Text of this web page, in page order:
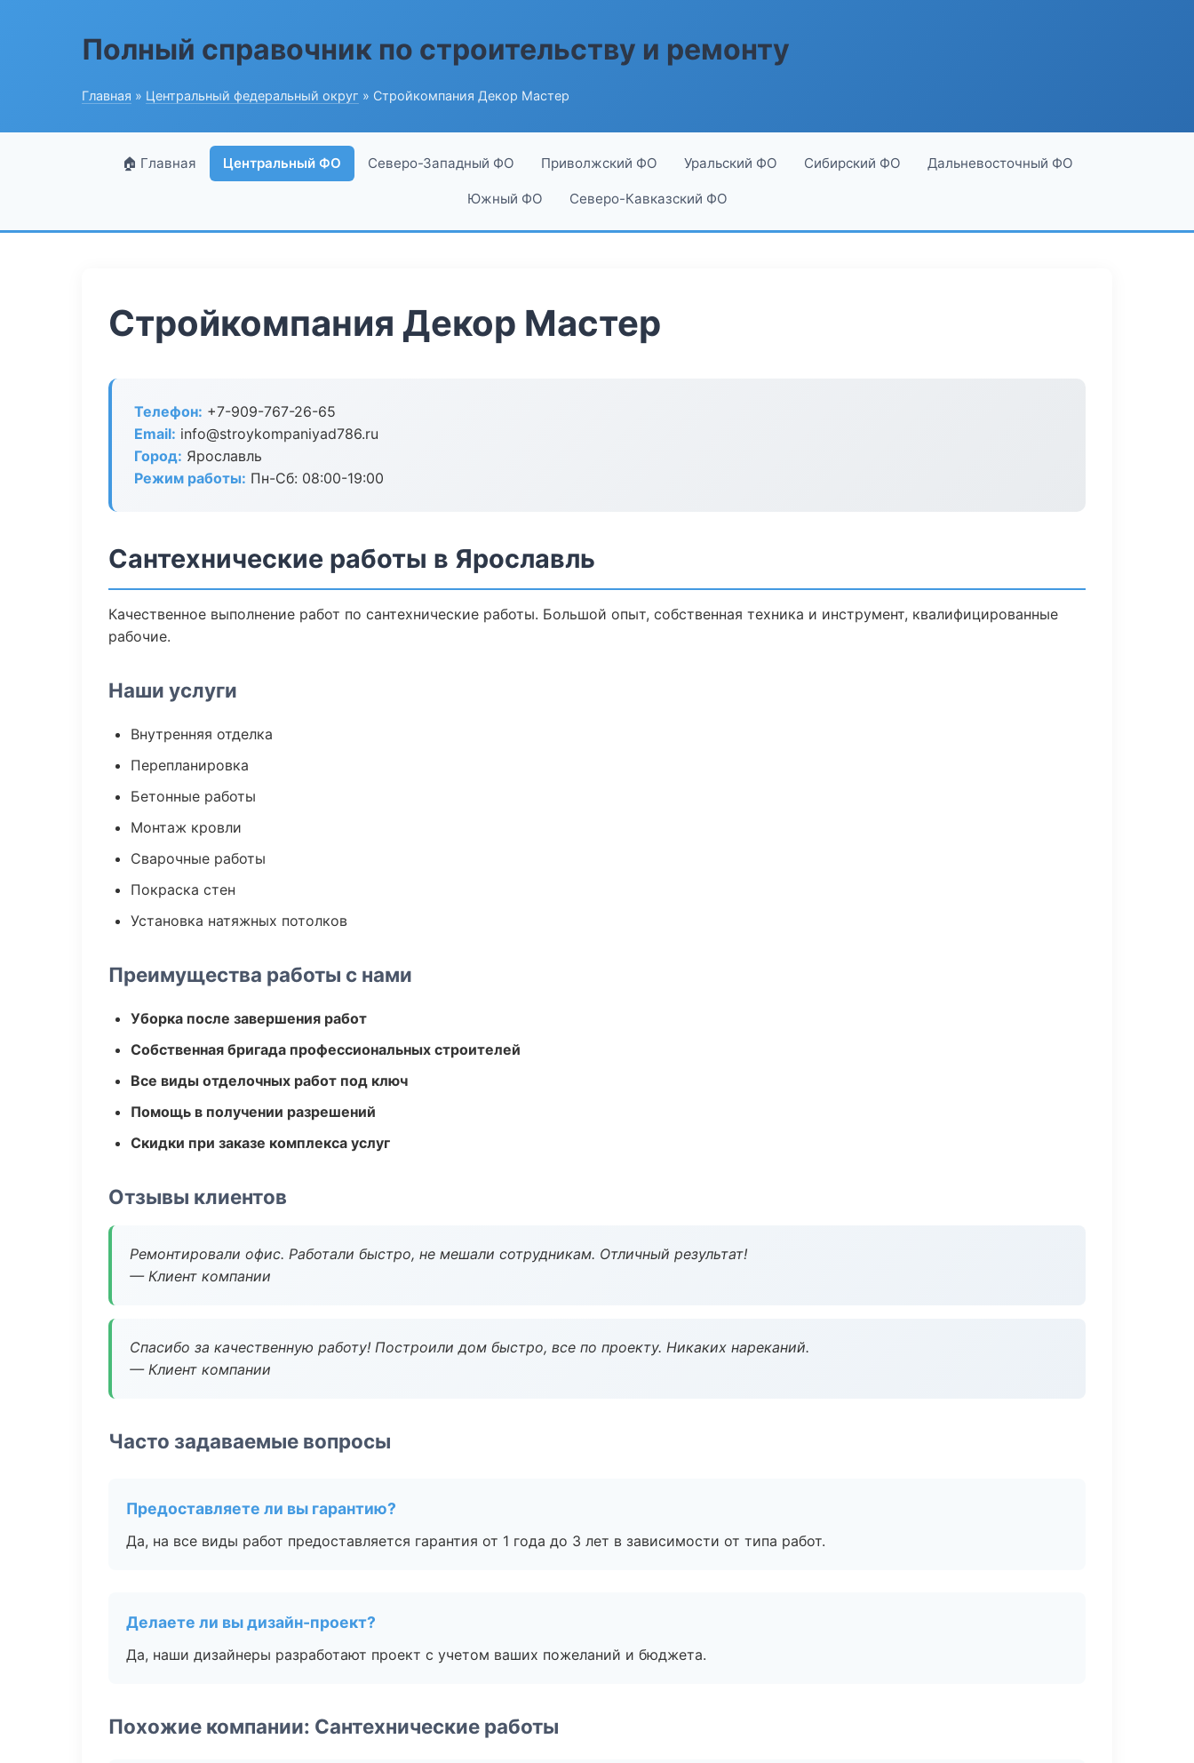
Полный справочник по строительству и ремонту
Главная » Центральный федеральный округ » Стройкомпания Декор Мастер
🏠 Главная Центральный ФО Северо-Западный ФО Приволжский ФО Уральский ФО Сибирский ФО Дальневосточный ФО
Южный ФО Северо-Кавказский ФО
Стройкомпания Декор Мастер
Телефон: +7-909-767-26-65
Email: info@stroykompaniyad786.ru
Город: Ярославль
Режим работы: Пн-Сб: 08:00-19:00
Сантехнические работы в Ярославль
Качественное выполнение работ по сантехнические работы. Большой опыт, собственная техника и инструмент, квалифицированные
рабочие.
Наши услуги
Внутренняя отделка
Перепланировка
Бетонные работы
Монтаж кровли
Сварочные работы
Покраска стен
Установка натяжных потолков
Преимущества работы с нами
Уборка после завершения работ
Собственная бригада профессиональных строителей
Все виды отделочных работ под ключ
Помощь в получении разрешений
Скидки при заказе комплекса услуг
Отзывы клиентов
Ремонтировали офис. Работали быстро, не мешали сотрудникам. Отличный результат!
— Клиент компании
Спасибо за качественную работу! Построили дом быстро, все по проекту. Никаких нареканий.
— Клиент компании
Часто задаваемые вопросы
Предоставляете ли вы гарантию?
Да, на все виды работ предоставляется гарантия от 1 года до 3 лет в зависимости от типа работ.
Делаете ли вы дизайн-проект?
Да, наши дизайнеры разработают проект с учетом ваших пожеланий и бюджета.
Похожие компании: Сантехнические работы